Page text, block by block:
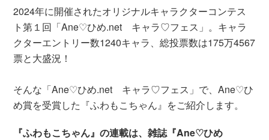
2024年に開催されたオリジナルキャラクターコンテス
ト第１回「Ane♡ひめ.net キャラ♡フェス」。キャラ
クターエントリー数1240キャラ、総投票数は175万4567
票と大盛況！
そんな「Ane♡ひめ.net キャラ♡フェス」で、Ane♡ひ
め賞を受賞した『ふわもこちゃん』をご紹介します。
『ふわもこちゃん』の連載は、雑誌『Ane♡ひめ